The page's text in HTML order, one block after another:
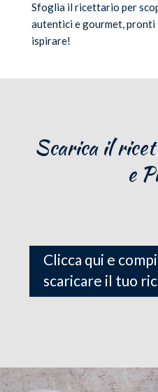
Sfoglia il ricettario per
autentici e gourmet, pronti
ispirare!
Scarica il
e
Clicca qui e
scaricare il tuo